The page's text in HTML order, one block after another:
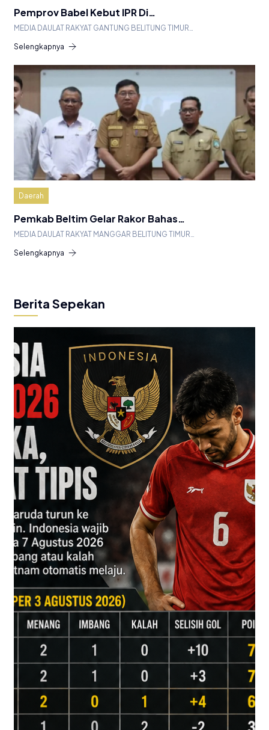
Pemprov Babel Kebut IPR Di…
MEDIA DAULAT RAKYAT GANTUNG BELITUNG TIMUR…
Selengkapnya
Daerah
Pemkab Beltim Gelar Rakor Bahas…
MEDIA DAULAT RAKYAT MANGGAR BELITUNG TIMUR…
Selengkapnya
Berita Sepekan